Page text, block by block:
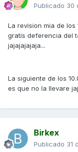
Publicado 30
La revision mia de los
gratis deferencia del
jajajajajaja...
La siguiente de los
es que no la llevare
Birkex
Publicado 31